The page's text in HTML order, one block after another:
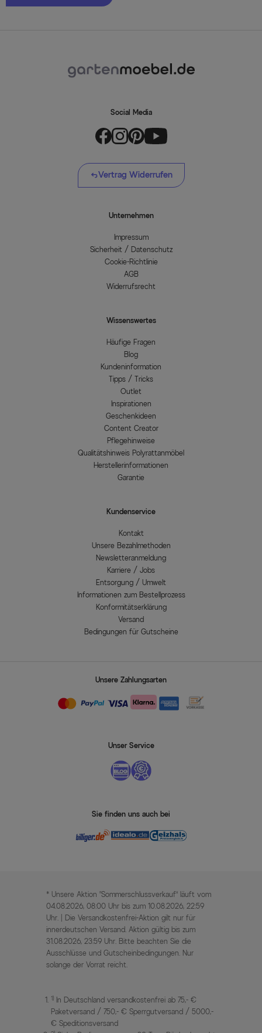
Social Media
Vertrag Widerrufen
Unternehmen
Impressum
Sicherheit / Datenschutz
Cookie-Richtlinie
AGB
Widerrufsrecht
Wissenswertes
Häufige Fragen
Blog
Kundeninformation
Tipps / Tricks
Outlet
Inspirationen
Geschenkideen
Content Creator
Pflegehinweise
Qualitätshinweis Polyrattanmöbel
Herstellerinformationen
Garantie
Kundenservice
Kontakt
Unsere Bezahlmethoden
Newsletteranmeldung
Karriere / Jobs
Entsorgung / Umwelt
Informationen zum Bestellprozess
Konformitätserklärung
Versand
Bedingungen für Gutscheine
Unsere Zahlungsarten
Unser Service
Sie finden uns auch bei
* Unsere Aktion „Sommerschlussverkauf“ läuft vom
04.08.2026, 08:00 Uhr bis zum 10.08.2026, 22:59
Uhr. | Die Versandkostenfrei-Aktion gilt nur für
innerdeutschen Versand. Aktion gültig bis zum
31.08.2026, 23:59 Uhr. Bitte beachten Sie die
Ausschlüsse und Gutscheinbedingungen. Nur
solange der Vorrat reicht.
1) In Deutschland versandkostenfrei ab 75,- €
Paketversand / 750,- € Sperrgutversand / 5000,-
€ Speditionsversand